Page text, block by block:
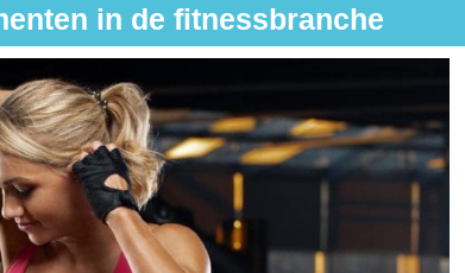
in de fitnessbranche